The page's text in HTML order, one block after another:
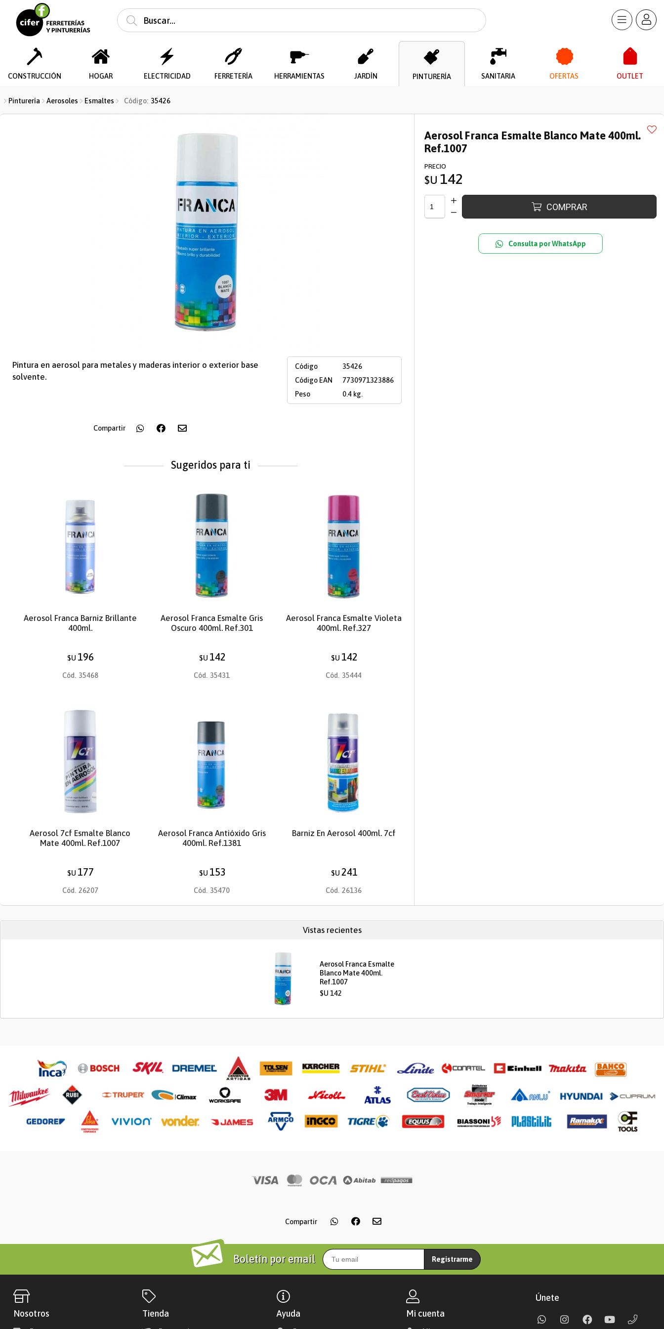
CONSTRUCCIÓN HOGAR ELECTRICIDAD FERRETERÍA HERRAMIENTAS JARDÍN PINTURERÍA SANITARIA OFERTAS OUTLET
Pinturería Aerosoles Esmaltes Código: 35426
Código
35426
Código EAN
7730971323886
Peso
0.4 kg.
Pintura en aerosol para metales y maderas interior o exterior base
solvente.
Compartir
Sugeridos para ti
Aerosol Franca Barniz Brillante
400ml.
$U 196
Cód. 35468
Aerosol Franca Esmalte Gris
Oscuro 400ml. Ref.301
$U 142
Cód. 35431
Aerosol Franca Esmalte Violeta
400ml. Ref.327
$U 142
Cód. 35444
Aerosol 7cf Esmalte Blanco
Mate 400ml. Ref.1007
$U 177
Cód. 26207
Aerosol Franca Antióxido Gris
400ml. Ref.1381
$U 153
Cód. 35470
Barniz En Aerosol 400ml. 7cf
$U 241
Cód. 26136
Aerosol Franca Esmalte Blanco Mate 400ml.
Ref.1007
PRECIO
$U 142
COMPRAR
Consulta por WhatsApp
Vistas recientes
Aerosol Franca Esmalte
Blanco Mate 400ml.
Ref.1007
$U 142
Compartir
Boletín por email Registrarme
Nosotros Tienda Ayuda Mi cuenta
Únete